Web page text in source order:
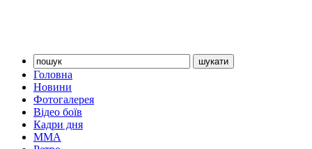
Головна
Новини
Фотогалерея
Відео боїв
Кадри дня
ММА